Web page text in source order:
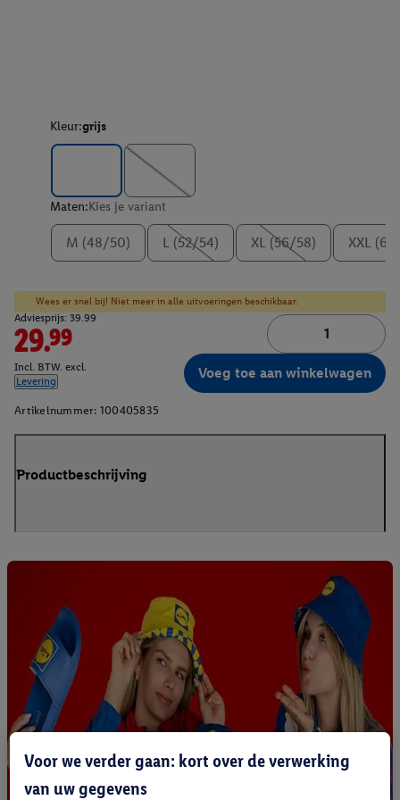
Kleur:grijs
Maten:Kies je variant
M (48/50) L (52/54) XL (56/58) XXL
Wees er snel bij! Niet meer in alle uitvoeringen beschikbaar.
Adviesprijs: 39.99
29.99
Incl. BTW. excl.
Levering
Voeg toe aan winkelwagen
Artikelnummer: 100405835
Productbeschrijving
Voor we verder gaan: kort over de verwerking
van uw gegevens